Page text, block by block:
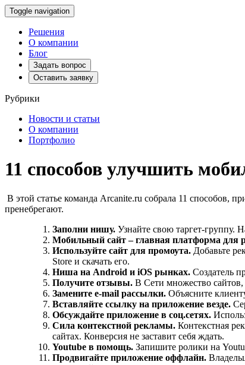
Toggle navigation
Решения
О компании
Блог
Задать вопрос
Оставить заявку
Рубрики
Новости и статьи
О компании
Портфолио
11 способов улучшить
В этой статье команда Arcanite.ru собрала 11 способов,
пренебрегают.
Заполни нишу. Узнайте свою таргет-группу.
Мобильный сайт – главная платформа для
Используйте сайт для промоута. Добавьте
Store и скачать его.
Ниша на Android и iOS рынках. Создатель
Получите отзывы. В Сети множество
Замените e-mail рассылки. Объясните
Вставляйте ссылку на приложение везде.
Обсуждайте приложение в соц.сетях.
Сила контекстной рекламы. Контекстная
сайтах. Конверсия не заставит себя ждать.
Youtube в помощь. Запишите ролики на
Продвигайте приложение оффлайн.